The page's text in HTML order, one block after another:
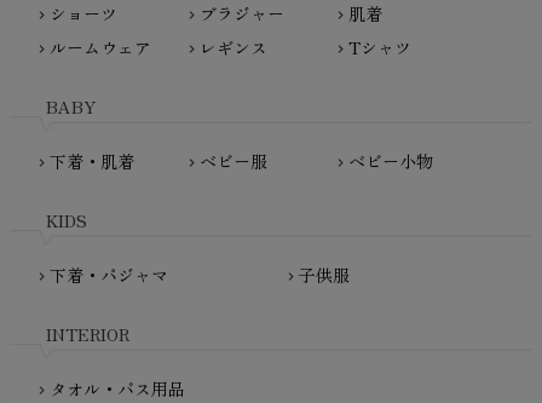
Haruulala（ハルウララ）
PeopleTree（ピープルツリー）
PRISTINE（プリスティン）
fromF（フロムエフ）
Madame MO（マダムモー）
maggies（マギーズ）
MATONA（マトナ）
mini rodini（ミニロディーニ）
My Little Cozmo（マイリトルコズモ）
NewNative（ニューネイティブ）
chevron_right ショーツ chevron_right ブラジャー chevron_right 肌着
chevron_right ルームウェア chevron_right レギンス chevron_rightTシャツ
BABY
chevron_right 下着・肌着 chevron_right ベビー服 chevron_right ベビー小物
KIDS
chevron_right 下着・パジャマ chevron_right 子供服
INTERIOR
chevron_right タオル・バス用品